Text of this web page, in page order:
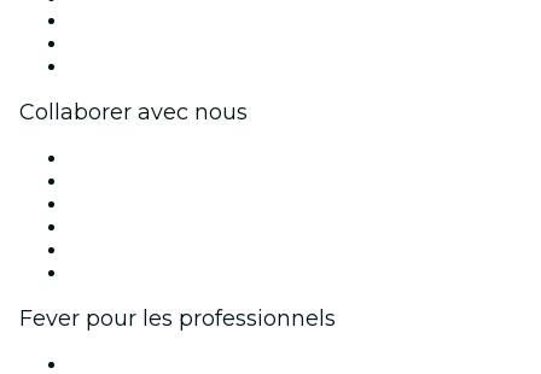
Collaborer avec nous
Fever pour les professionnels